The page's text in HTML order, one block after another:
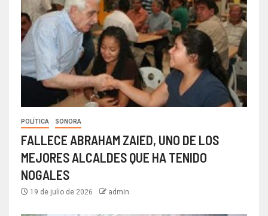
POLÍTICA SONORA
FALLECE ABRAHAM ZAIED, UNO DE LOS
MEJORES ALCALDES QUE HA TENIDO
NOGALES
19 de julio de 2026 admin